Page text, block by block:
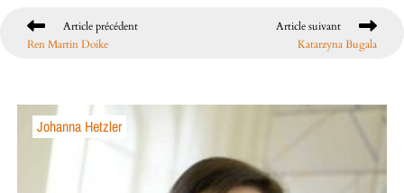
Article précédent
Ren Martin Doike
Article suivant
Katarzyna Bugala
Johanna Hetzler